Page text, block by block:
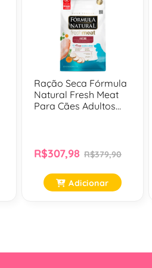
Ração Seca Fórmula
Natural Fresh Meat
Para Cães Adultos
R$307,98 R$379,90
Adicionar